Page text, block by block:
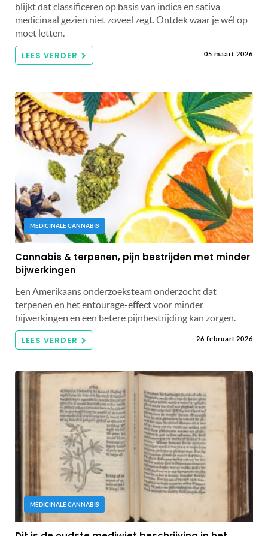
blijkt dat classificeren op basis van indica en sativa
medicinaal gezien niet zoveel zegt. Ontdek waar je wél op
moet letten.
LEES VERDER 05 maart 2026
MEDICINALE CANNABIS
Cannabis & terpenen, pijn bestrijden met minder
bijwerkingen
Een Amerikaans onderzoeksteam onderzocht dat
terpenen en het entourage-effect voor minder
bijwerkingen en een betere pijnbestrijding kan zorgen.
LEES VERDER 26 februari 2026
MEDICINALE CANNABIS